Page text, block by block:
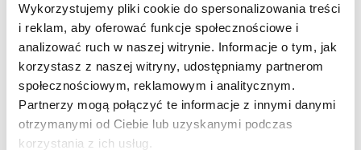
Wykorzystujemy pliki cookie do spersonalizowania treści
i reklam, aby oferować funkcje społecznościowe i
analizować ruch w naszej witrynie. Informacje o tym, jak
korzystasz z naszej witryny, udostępniamy partnerom
społecznościowym, reklamowym i analitycznym.
Partnerzy mogą połączyć te informacje z innymi danymi
otrzymanymi od Ciebie lub uzyskanymi podczas
korzystania z ich usług.
EXPANDER
O firmie
Kontakt z Expanderem
Kontakt do mediów
English summary
Policz realną zdolność
kredytową z
ekspertem - umów
spotkanie